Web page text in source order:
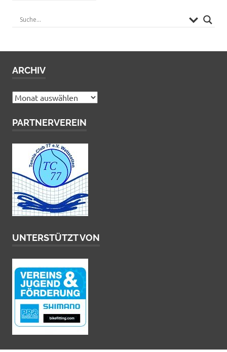
ARCHIV
Archiv
PARTNERVEREIN
UNTERSTÜTZT VON